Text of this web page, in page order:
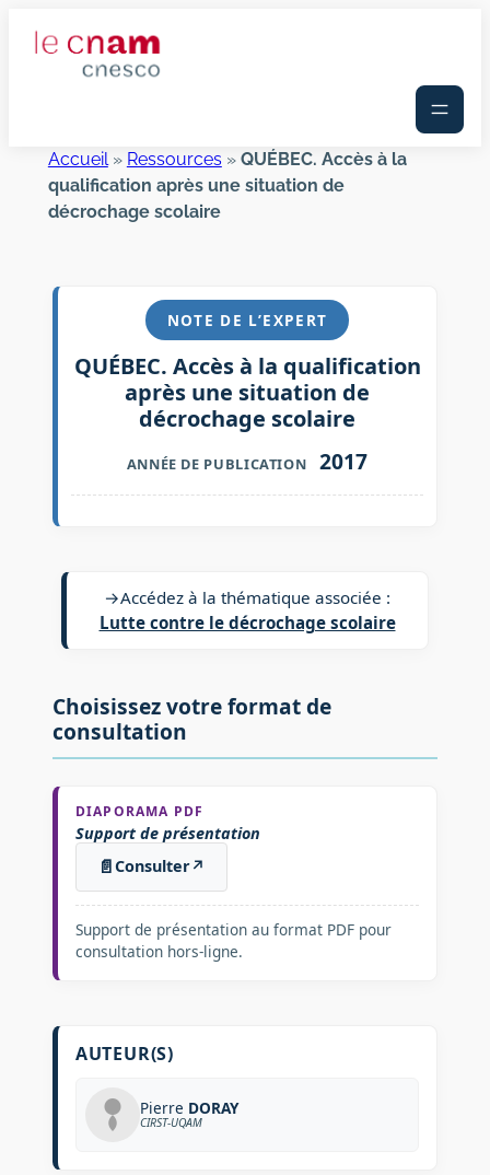
Accueil» Ressources» QUÉBEC. Accès à la
qualification après une situation de
décrochage scolaire
NOTE DE L’EXPERT
QUÉBEC. Accès à la qualification
après une situation de
décrochage scolaire
ANNÉE DE PUBLICATION 2017
→Accédez à la thématique associée :
Lutte contre le décrochage scolaire
Choisissez votre format de
consultation
DIAPORAMA PDF
Support de présentation
📄Consulter↗
Support de présentation au format PDF pour
consultation hors-ligne.
AUTEUR(S)
Pierre DORAY
CIRST-UQAM